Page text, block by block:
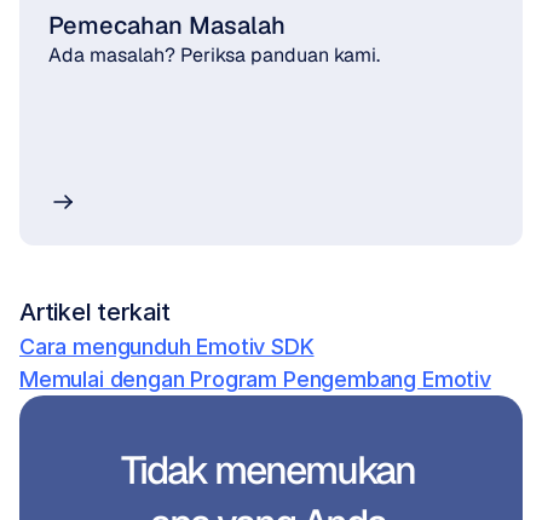
Pemecahan Masalah
Ada masalah? Periksa panduan kami.
Artikel terkait
Cara mengunduh Emotiv SDK
Memulai dengan Program Pengembang Emotiv
Tidak menemukan